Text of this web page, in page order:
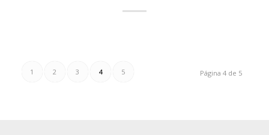
Página 4 de 5
1 2 3 4 5